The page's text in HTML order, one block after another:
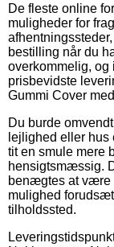
De fleste online
muligheder for
bestilling når du
overkommelig,
prisbevidste
Gummi Cover
Du burde
lejlighed eller hus
tit en smule mere
hensigtsmæssig.
benægtes at være
mulighed
tilholdssted.